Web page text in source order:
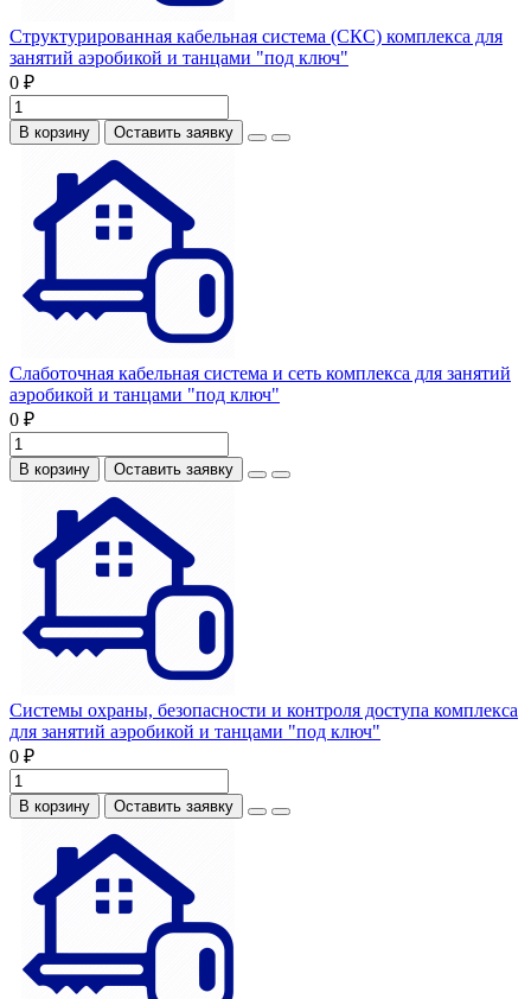
Структурированная кабельная система (СКС) комплекса для
занятий аэробикой и танцами "под ключ"
0 ₽
В корзину Оставить заявку
Слаботочная кабельная система и сеть комплекса для занятий
аэробикой и танцами "под ключ"
0 ₽
В корзину Оставить заявку
Системы охраны, безопасности и контроля доступа комплекса
для занятий аэробикой и танцами "под ключ"
0 ₽
В корзину Оставить заявку